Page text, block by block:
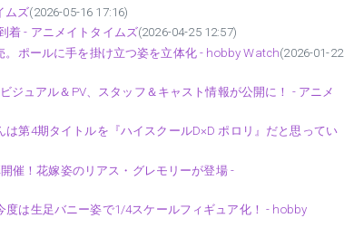
ムズ(2026-05-16 17:16)
着 - アニメイトタイムズ(2026-04-25 12:57)
。ポールに手を掛け立つ姿を立体化 - hobby Watch(2026-01-22
ジュアル＆PV、スタッフ＆キャスト情報が公開に！ - アニメ
は第4期タイトルを『ハイスクールD×D ポロリ』だと思ってい
催！花嫁姿のリアス・グレモリーが登場 -
度は生足バニー姿で1/4スケールフィギュア化！ - hobby